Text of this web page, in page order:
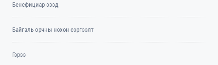
Бенефициар эзэд
Байгаль орчны нөхөн сэргээлт
Гэрээ